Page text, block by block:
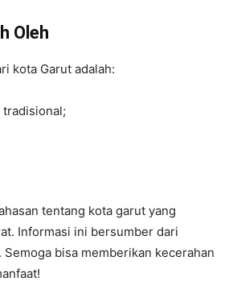
Oleh
kota Garut adalah:
tradisional;
tentang kota garut yang
Informasi ini bersumber dari
. Semoga bisa memberikan kecerahan